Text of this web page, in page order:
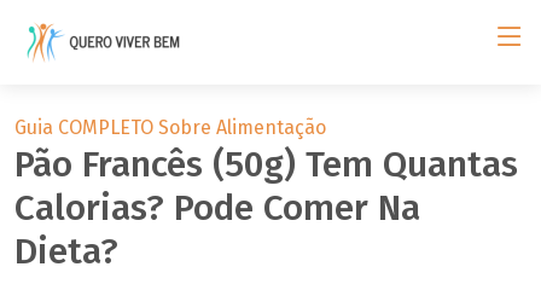
Guia COMPLETO Sobre Alimentação
Pão Francês (50g) Tem Quantas
Calorias? Pode Comer Na
Dieta?